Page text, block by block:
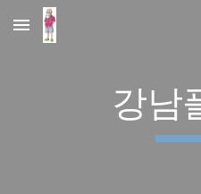
Skip to main content
강남